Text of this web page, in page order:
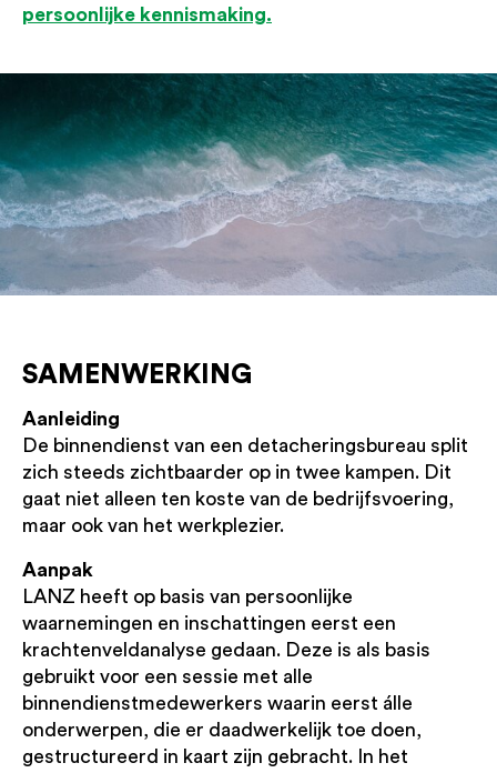
persoonlijke kennismaking.
SAMENWERKING
Aanleiding
De binnendienst van een detacheringsbureau split
zich steeds zichtbaarder op in twee kampen. Dit
gaat niet alleen ten koste van de bedrijfsvoering,
maar ook van het werkplezier.
Aanpak
LANZ heeft op basis van persoonlijke
waarnemingen en inschattingen eerst een
krachtenveldanalyse gedaan. Deze is als basis
gebruikt voor een sessie met alle
binnendienstmedewerkers waarin eerst álle
onderwerpen, die er daadwerkelijk toe doen,
gestructureerd in kaart zijn gebracht. In het